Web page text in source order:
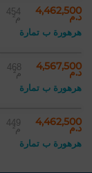
4,462,500
د.م 454
م²
هرهورة ب تمارة
4,567,500
د.م 468
م²
هرهورة ب تمارة
4,462,500
د.م 449
م²
هرهورة ب تمارة